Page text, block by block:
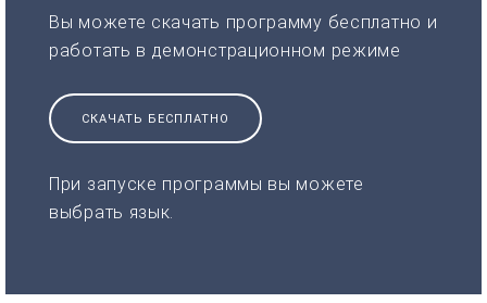
Вы можете скачать программу бесплатно и
работать в демонстрационном режиме
СКАЧАТЬ БЕСПЛАТНО
При запуске программы вы можете
выбрать язык.